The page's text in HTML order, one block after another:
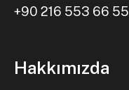
+90 216 553 66 55
Hakkımızda